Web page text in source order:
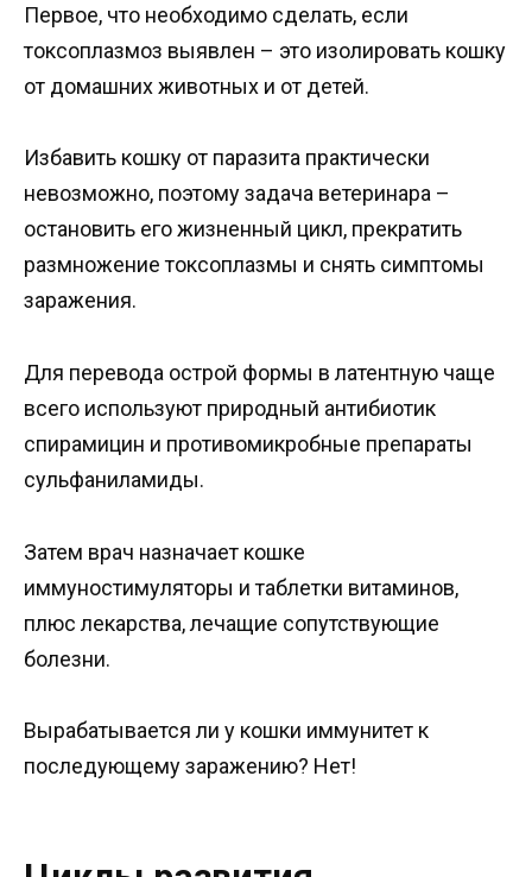
Первое, что необходимо сделать, если
токсоплазмоз выявлен – это изолировать кошку
от домашних животных и от детей.
Избавить кошку от паразита практически
невозможно, поэтому задача ветеринара –
остановить его жизненный цикл, прекратить
размножение токсоплазмы и снять симптомы
заражения.
Для перевода острой формы в латентную чаще
всего используют природный антибиотик
спирамицин и противомикробные препараты
сульфаниламиды.
Затем врач назначает кошке
иммуностимуляторы и таблетки витаминов,
плюс лекарства, лечащие сопутствующие
болезни.
Вырабатывается ли у кошки иммунитет к
последующему заражению? Нет!